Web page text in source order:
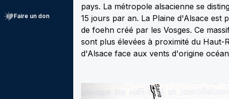
Faire un don
pays. La métropole alsacienne se
15 jours par an. La Plaine d'Alsace
de foehn créé par les Vosges. Ce
sont plus élevées à proximité du Haut-
d'Alsace face aux vents d'origine